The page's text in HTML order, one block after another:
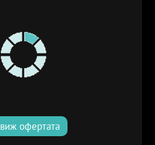
виж офертата